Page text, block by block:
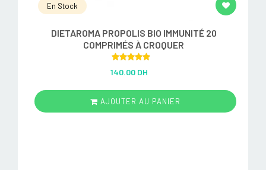
En Stock
DIETAROMA PROPOLIS BIO IMMUNITÉ 20
COMPRIMÉS À CROQUER
out of 5
140.00 DH
AJOUTER AU PANIER